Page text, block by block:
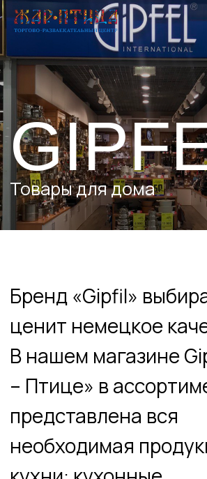
Магазины Рестораны
Новости и акции
Аренда
GIPFEL
Товары для дома
Бренд «Gipfil» выбирают те,
ценит немецкое качество.
представлена вся
необходимая продукция для
кухни: кухонные
принадлежности, столовые
приборы, включая чайные и
кофейные ложки, а также
другие аксессуары для кухни и
сервировки стола. Действуют
скидки.